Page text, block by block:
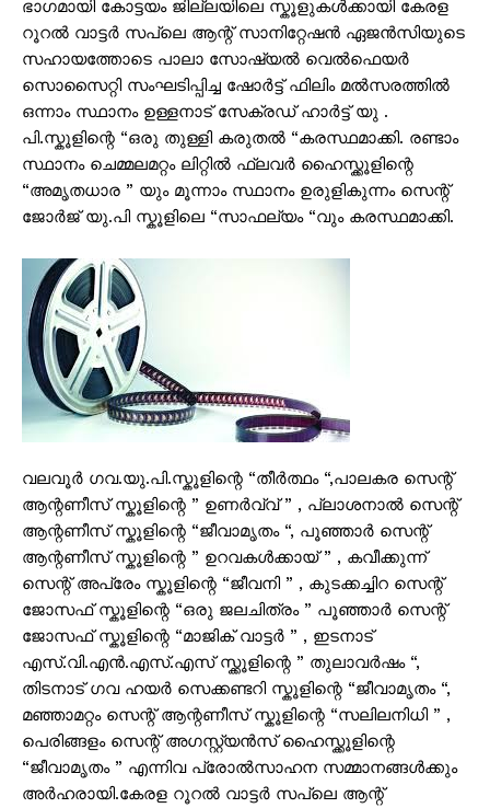
ഭാഗമായി കോട്ടയം ജില്ലയിലെ സ്കൂളുകൾക്കായി കേരള
റൂറൽ വാട്ടർ സപ്ലെ ആന്റ് സാനിറ്റേഷൻ ഏജൻസിയുടെ
സഹായത്തോടെ പാലാ സോഷ്യൽ വെൽഫെയർ
സൊസൈറ്റി സംഘടിപ്പിച്ച ഷോർട്ട് ഫിലിം മൽസരത്തിൽ
ഒന്നാം സ്ഥാനം ഉള്ളനാട് സേക്രഡ്‌ ഹാർട്ട് യു .
പി.സ്കൂളിന്റെ “ഒരു തുള്ളി കരുതൽ “കരസ്ഥമാക്കി. രണ്ടാം
സ്ഥാനം ചെമ്മലമറ്റം ലിറ്റിൽ ഫ്ലവർ ഹൈസ്ക്കൂളിന്റെ
“അമൃതധാര ” യും മൂന്നാം സ്ഥാനം ഉരുളികുന്നം സെന്റ്
ജോർജ് യു.പി സ്കൂളിലെ “സാഫല്യം “വും കരസ്ഥമാക്കി.
വലവൂർ ഗവ.യു.പി.സ്കൂളിന്റെ “തീർത്ഥം “,പാലകര സെന്റ്
ആന്റണീസ് സ്കൂളിന്റെ ” ഉണർവ്വ് ” , പ്ലാശനാൽ സെന്റ്
ആന്റണീസ് സ്കൂളിന്റെ “ജീവാമൃതം “, പൂഞ്ഞാർ സെന്റ്
ആന്റണീസ് സ്കൂളിന്റെ ” ഉറവകൾക്കായ് ” , കവീക്കുന്ന്
സെന്റ് അപ്രേം സ്കൂളിന്റെ “ജീവനി ” , കുടക്കച്ചിറ സെന്റ്
ജോസഫ് സ്കൂളിന്റെ “ഒരു ജലചിത്രം ” പൂഞ്ഞാർ സെന്റ്
ജോസഫ് സ്കൂളിന്റെ “മാജിക് വാട്ടർ ” , ഇടനാട്
എസ്.വി.എൻ.എസ്.എസ് സ്ക്കൂളിന്റെ ” തുലാവർഷം “,
തിടനാട് ഗവ ഹയർ സെക്കണ്ടറി സ്കൂളിന്റെ “ജീവാമൃതം “,
മഞ്ഞാമറ്റം സെന്റ് ആന്റണീസ് സ്കൂളിന്റെ “സലിലനിധി ” ,
പെരിങ്ങളം സെന്റ് അഗസ്റ്റ്യൻസ് ഹൈസ്ക്കൂളിന്റെ
“ജീവാമൃതം ” എന്നിവ പ്രോൽസാഹന സമ്മാനങ്ങൾക്കും
അർഹരായി.കേരള റൂറൽ വാട്ടർ സപ്ലെ ആന്റ്